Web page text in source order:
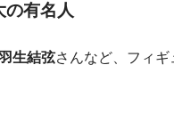
の有名人
生結弦さんなど、フィギ